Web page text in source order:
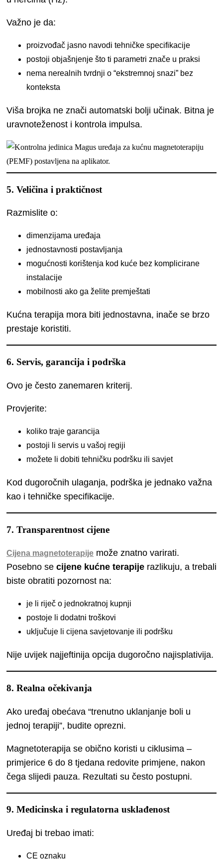
Važno je da:
proizvođač jasno navodi tehničke specifikacije
postoji objašnjenje što ti parametri znače u praksi
nema nerealnih tvrdnji o “ekstremnoj snazi” bez
konteksta
Viša brojka ne znači automatski bolji učinak. Bitna je
uravnoteženost i kontrola impulsa.
5. Veličina i praktičnost
Razmislite o:
dimenzijama uređaja
jednostavnosti postavljanja
mogućnosti korištenja kod kuće bez komplicirane
instalacije
mobilnosti ako ga želite premještati
Kućna terapija mora biti jednostavna, inače se brzo
prestaje koristiti.
6. Servis, garancija i podrška
Ovo je često zanemaren kriterij.
Provjerite:
koliko traje garancija
postoji li servis u vašoj regiji
možete li dobiti tehničku podršku ili savjet
Kod dugoročnih ulaganja, podrška je jednako važna
kao i tehničke specifikacije.
7. Transparentnost cijene
Cijena magnetoterapije može znatno varirati.
Posebno se cijene kućne terapije razlikuju, a trebali
biste obratiti pozornost na:
je li riječ o jednokratnoj kupnji
postoje li dodatni troškovi
uključuje li cijena savjetovanje ili podršku
Nije uvijek najjeftinija opcija dugoročno najisplativija.
8. Realna očekivanja
Ako uređaj obećava “trenutno uklanjanje boli u
jednoj terapiji”, budite oprezni.
Magnetoterapija se obično koristi u ciklusima –
primjerice 6 do 8 tjedana redovite primjene, nakon
čega slijedi pauza. Rezultati su često postupni.
9. Medicinska i regulatorna usklađenost
Uređaj bi trebao imati:
CE oznaku